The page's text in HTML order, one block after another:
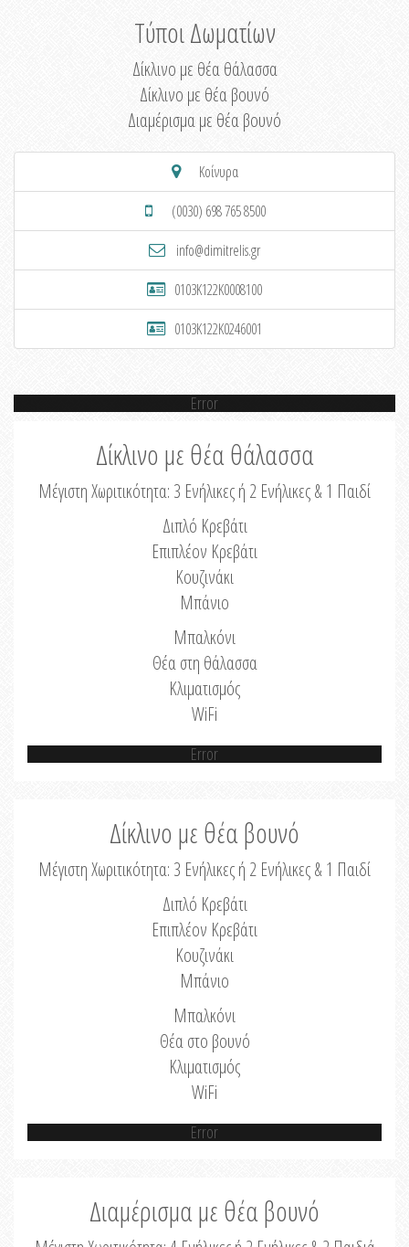
Τύποι Δωματίων
Δίκλινο με θέα θάλασσα
Δίκλινο με θέα βουνό
Διαμέρισμα με θέα βουνό
Κοίνυρα
(0030) 698 765 8500
info@dimitrelis.gr
0103K122K0008100
0103K122K0246001
Error
Δίκλινο με θέα θάλασσα
Μέγιστη Χωριτικότητα: 3 Ενήλικες ή 2 Ενήλικες & 1 Παιδί
Διπλό Κρεβάτι
Επιπλέον Κρεβάτι
Κουζινάκι
Μπάνιο
Μπαλκόνι
Θέα στη θάλασσα
Κλιματισμός
WiFi
Error
Δίκλινο με θέα βουνό
Μέγιστη Χωριτικότητα: 3 Ενήλικες ή 2 Ενήλικες & 1 Παιδί
Διπλό Κρεβάτι
Επιπλέον Κρεβάτι
Κουζινάκι
Μπάνιο
Μπαλκόνι
Θέα στο βουνό
Κλιματισμός
WiFi
Error
Διαμέρισμα με θέα βουνό